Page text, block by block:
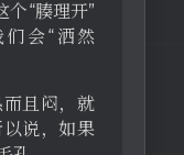
个“腠理开”
会“洒然
且闷，就
说，如果